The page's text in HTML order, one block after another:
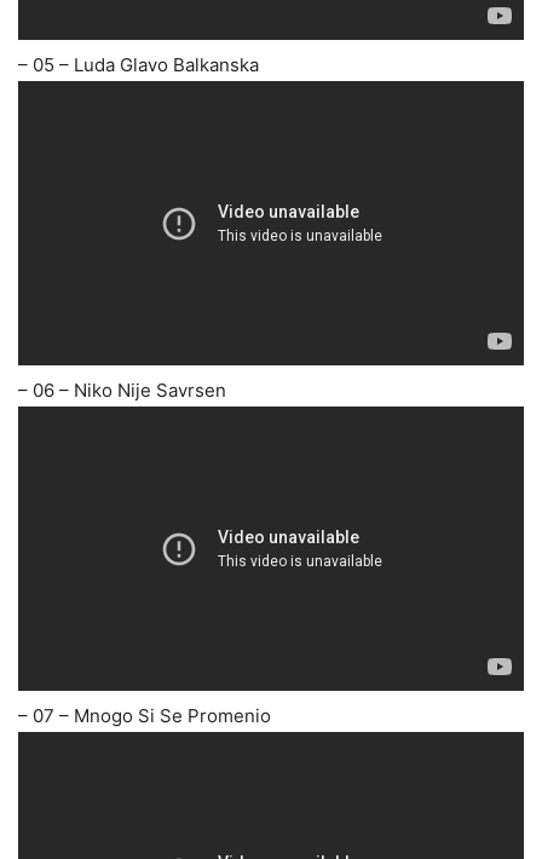
– 05 – Luda Glavo Balkanska
– 06 – Niko Nije Savrsen
– 07 – Mnogo Si Se Promenio